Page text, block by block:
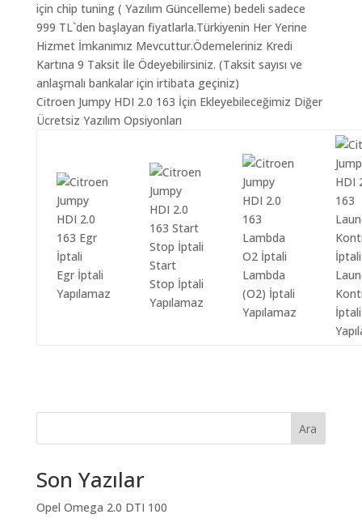
için chip tuning ( Yazılım Güncelleme) bedeli sadece
999 TL`den başlayan fiyatlarla.Türkiyenin Her Yerine
Hizmet İmkanımız Mevcuttur.Ödemeleriniz Kredi
Kartına 9 Taksit İle Ödeyebilirsiniz. (Taksit sayısı ve
anlaşmalı bankalar için irtibata geçiniz)
Citroen Jumpy HDI 2.0 163 İçin Ekleyebileceğimiz Diğer
Ücretsiz Yazılım Opsiyonları
Egr İptali
Yapılamaz
Start
Stop İptali
Yapılamaz
Lambda
(O2) İptali
Yapılamaz
İptali
Ara
Son Yazılar
Opel Omega 2.0 DTI 100